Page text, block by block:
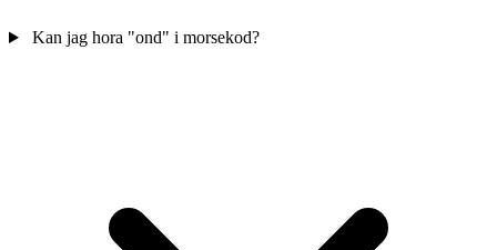
Kan jag hora "ond" i morsekod?